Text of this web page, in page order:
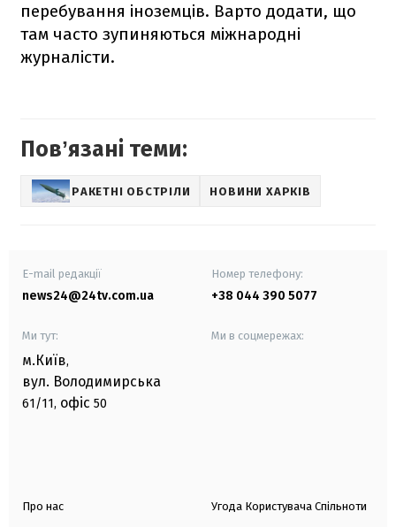
перебування іноземців. Варто додати, що
там часто зупиняються міжнародні
журналісти.
Повʼязані теми:
РАКЕТНІ ОБСТРІЛИ НОВИНИ ХАРКІВ
E-mail редакції
news24@24tv.com.ua
Номер телефону:
+38 044 390 5077
Ми тут:
м.Київ,
вул. Володимирська
61/11, офіс 50
Ми в соцмережах:
Про нас Угода Користувача Спільноти